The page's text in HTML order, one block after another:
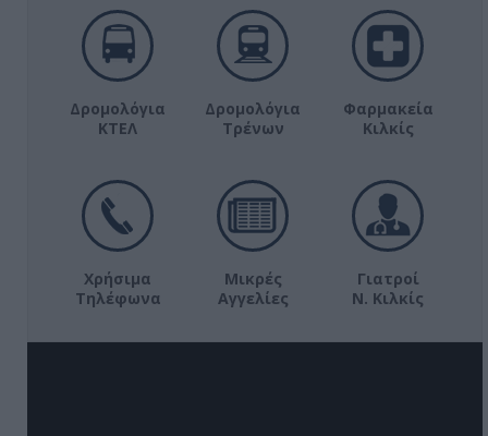
Δρομολόγια
ΚΤΕΛ
Δρομολόγια
Τρένων
Φαρμακεία
Κιλκίς
Χρήσιμα
Τηλέφωνα
Μικρές
Αγγελίες
Γιατροί
Ν. Κιλκίς